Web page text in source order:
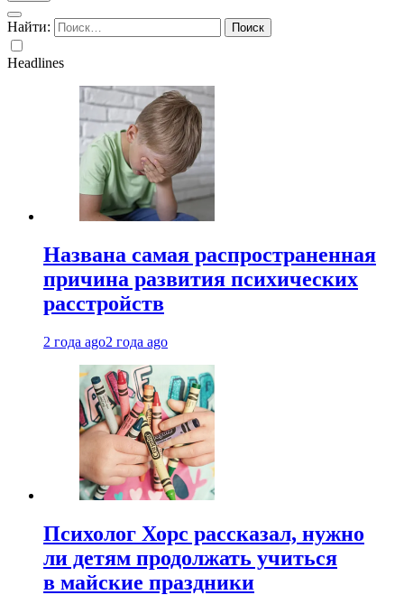
Найти:
Headlines
Названа самая распространенная
причина развития психических
расстройств
2 года ago2 года ago
Психолог Хорс рассказал, нужно
ли детям продолжать учиться
в майские праздники